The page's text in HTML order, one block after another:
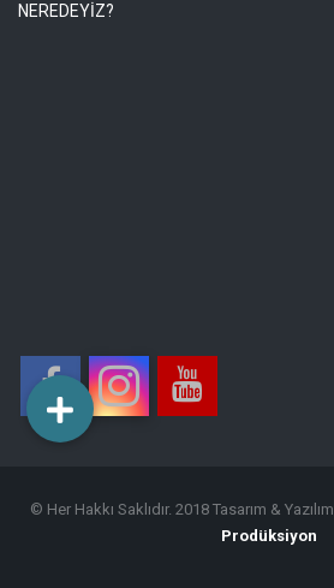
NEREDEYİZ?
© Her Hakkı Saklıdır. 2018 Tasarım & Yazılım
Prodüksiyon